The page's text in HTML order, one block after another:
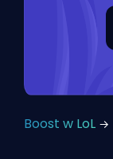
Boost w LoL